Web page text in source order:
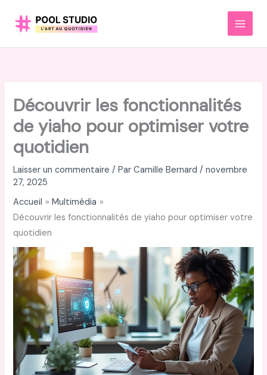
MAIN
Découvrir les fonctionnalités
de yiaho pour optimiser votre
quotidien
Laisser un commentaire / ParCamille Bernard/novembre
27, 2025
Accueil
Multimédia
Découvrir les fonctionnalités de yiaho pour optimiser votre
quotidien